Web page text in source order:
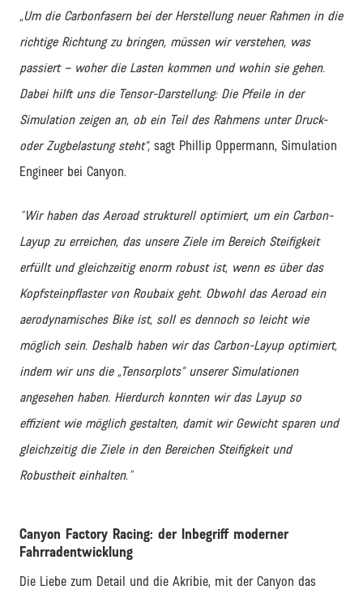
„Um die Carbonfasern bei der Herstellung neuer Rahmen in die
richtige Richtung zu bringen, müssen wir verstehen, was
passiert – woher die Lasten kommen und wohin sie gehen.
Dabei hilft uns die Tensor-Darstellung: Die Pfeile in der
Simulation zeigen an, ob ein Teil des Rahmens unter Druck-
oder Zugbelastung steht“, sagt Phillip Oppermann, Simulation
Engineer bei Canyon.
"Wir haben das Aeroad strukturell optimiert, um ein Carbon-
Layup zu erreichen, das unsere Ziele im Bereich Steifigkeit
erfüllt und gleichzeitig enorm robust ist, wenn es über das
Kopfsteinpflaster von Roubaix geht. Obwohl das Aeroad ein
aerodynamisches Bike ist, soll es dennoch so leicht wie
möglich sein. Deshalb haben wir das Carbon-Layup optimiert,
indem wir uns die „Tensorplots“ unserer Simulationen
angesehen haben. Hierdurch konnten wir das Layup so
effizient wie möglich gestalten, damit wir Gewicht sparen und
gleichzeitig die Ziele in den Bereichen Steifigkeit und
Robustheit einhalten."
Canyon Factory Racing: der Inbegriff moderner
Fahrradentwicklung
Die Liebe zum Detail und die Akribie, mit der Canyon das